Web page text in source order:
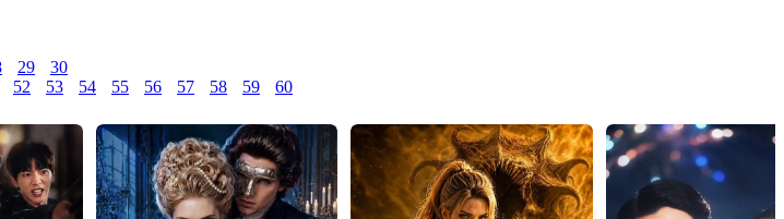
29
30
52 53 54 55 56 57 58 59 60